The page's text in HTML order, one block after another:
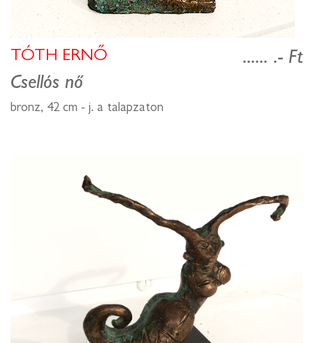
TÓTH ERNŐ
Csellós nő
bronz, 42 cm - j. a talapzaton
...... .- Ft